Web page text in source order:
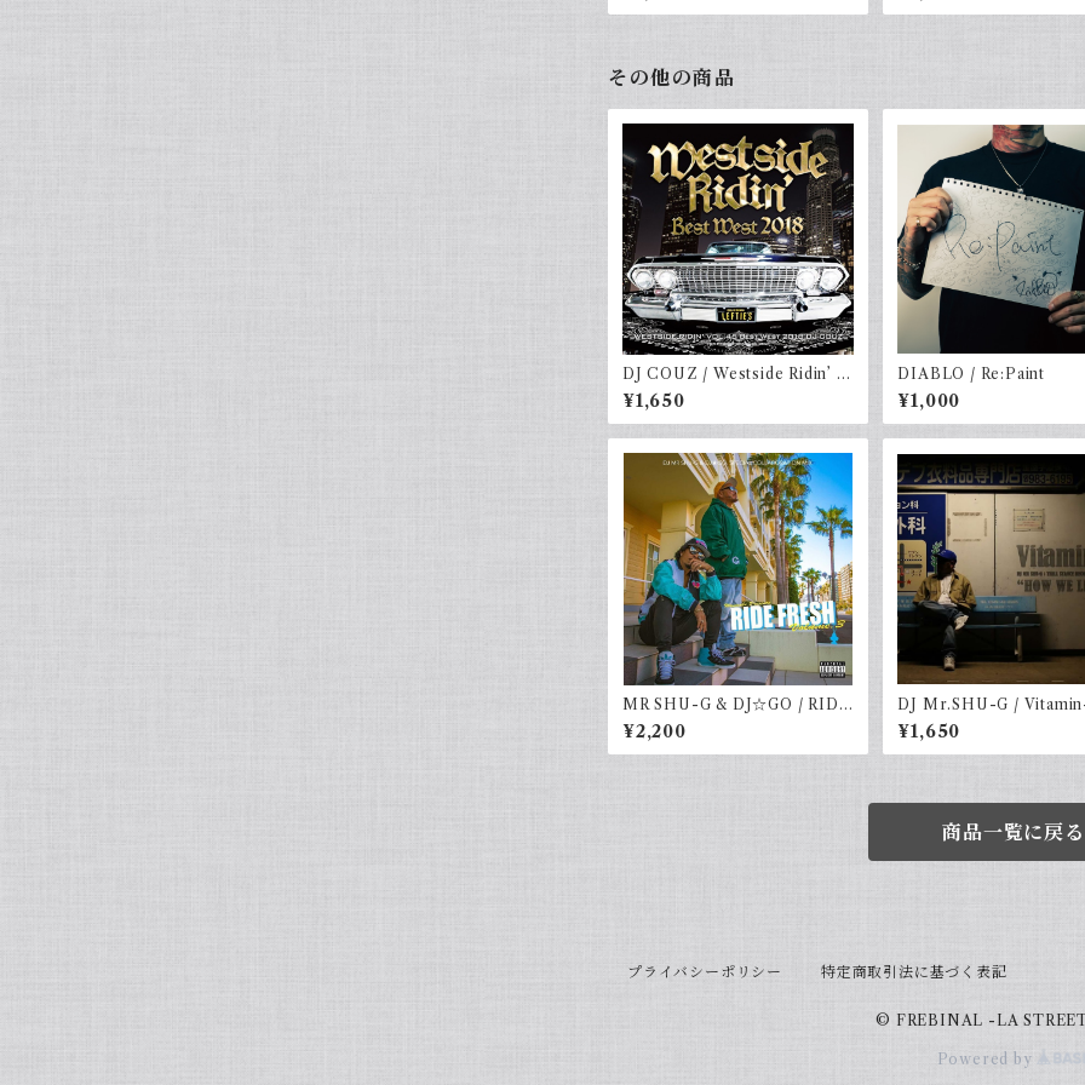
その他の商品
DJ COUZ / Westside Ridin’ V
ol. 46 -Best West 2018
¥1,650
DIABLO / Re:Paint
¥1,000
MR SHU-G & DJ☆GO / RIDE
FRESH vol.3
¥2,200
DJ Mr.SHU-G /
l.10 -HOW WE LIVIN-
¥1,650
商品一覧に戻る
プライバシーポリシー 特定商取引法に基づく表記
© FREBINAL -LA
Powered by